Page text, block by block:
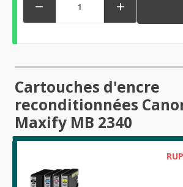
 
Cartouches d'encre
reconditionnées
Maxify MB 2340